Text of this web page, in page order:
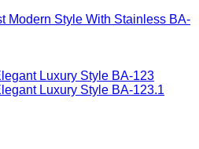
Modern Style With Stainless BA-